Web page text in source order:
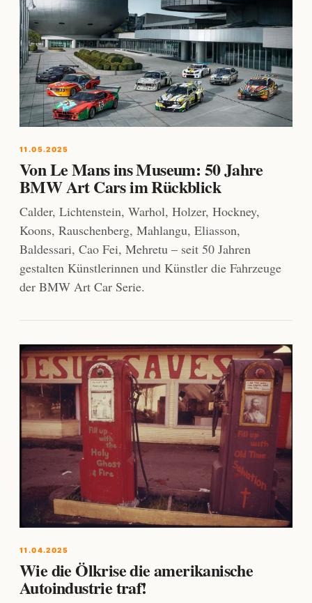
11.05.2025
Von Le Mans ins Museum: 50 Jahre
BMW Art Cars im Rückblick
Calder, Lichtenstein, Warhol, Holzer, Hockney,
Koons, Rauschenberg, Mahlangu, Eliasson,
Baldessari, Cao Fei, Mehretu – seit 50 Jahren
gestalten Künstlerinnen und Künstler die Fahrzeuge
der BMW Art Car Serie.
11.04.2025
Wie die Ölkrise die amerikanische
Autoindustrie traf!